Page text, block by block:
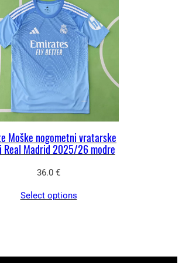
Moške nogometni vratarske
Real Madrid 2025/26 modre
36.0 €
Select options